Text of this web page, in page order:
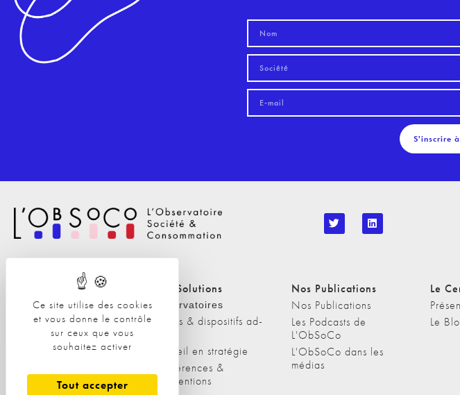
Ce site utilise des cookies
et vous donne le contrôle
sur ceux que vous
souhaitez activer
Tout accepter
S'inscrire
Nos Solutions
A propos
L'équipe
Nos clients
Nos Solutions
Observatoires
Etudes & dispositifs ad-
Conseil en stratégie
Conférences &
interventions
Nos Publications
Nos Publications
Les Podcasts de
L'ObSoCo
L'ObSoCo dans les
médias
Le
Le